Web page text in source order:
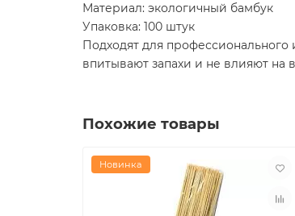
Материал: экологичный бамбук
Упаковка: 100 штук
Подходят для
впитывают запахи и не влияют
Похожие товары
Новинка